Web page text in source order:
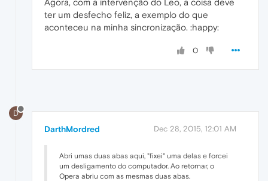
Agora, com a intervenção do Leo, a coisa deve
ter um desfecho feliz, a exemplo do que
aconteceu na minha sincronização. :happy:
0
D
DarthMordred Dec 28, 2015, 12:01 AM
Abri umas duas abas aqui, "fixei" uma delas e forcei
um desligamento do computador. Ao retornar, o
Opera abriu com as mesmas duas abas.